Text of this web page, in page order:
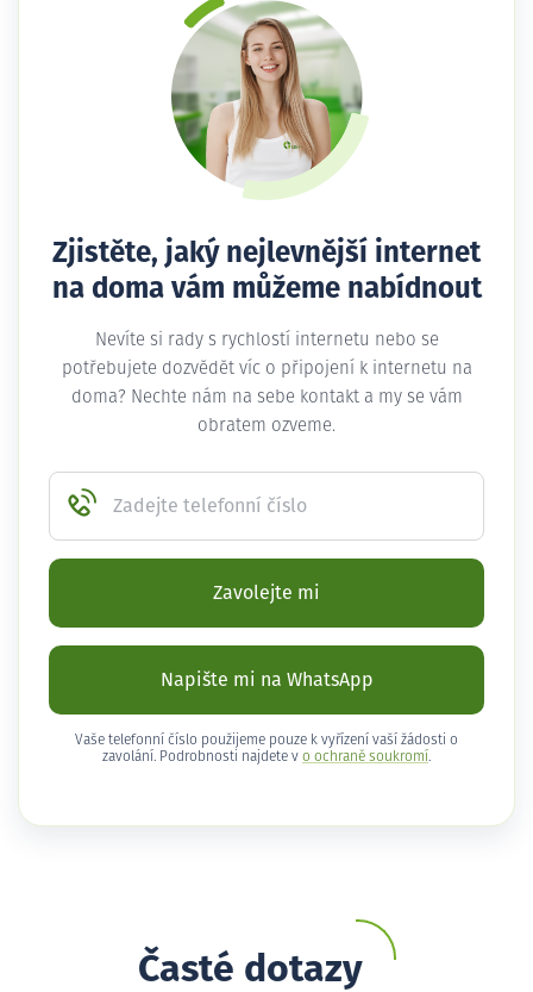
Zjistěte, jaký nejlevnější internet
na doma vám můžeme nabídnout
Nevíte si rady s rychlostí internetu nebo se
potřebujete dozvědět víc o připojení k internetu na
doma? Nechte nám na sebe kontakt a my se vám
obratem ozveme.
Zadejte telefonní číslo
Zavolejte mi
Napište mi na WhatsApp
Vaše telefonní číslo použijeme pouze k vyřízení vaší žádosti o
zavolání. Podrobnosti najdete v o ochraně soukromí .
Časté dotazy